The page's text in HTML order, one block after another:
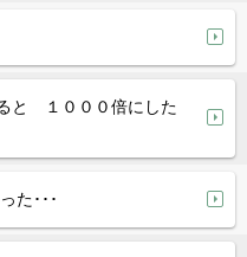
と １０００倍にした
た･･･